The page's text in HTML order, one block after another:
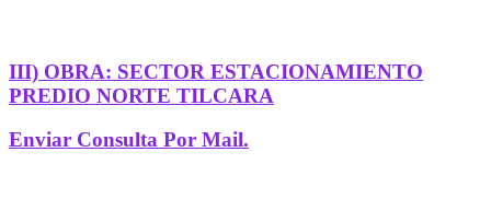
III) OBRA: SECTOR ESTACIONAMIENTO
PREDIO NORTE TILCARA
Enviar Consulta Por Mail.